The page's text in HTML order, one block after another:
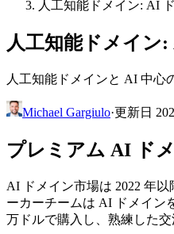
人工知能ドメイン: AI
人工知能ドメイン
人工知能ドメインと AI 中心
Michael Gargiulo·更新日
プレミアム AI ド
AI ドメイン市場は 2022 年
ーカーチームは AI ドメイン
万ドルで購入し、熟練した交